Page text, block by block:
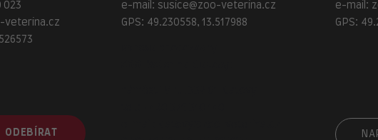
023
veterina.cz
ODEBÍRAT
e-mail: susice@zoo-veterina.cz
GPS: 49.230558, 13.517988
e-mail:
GPS: